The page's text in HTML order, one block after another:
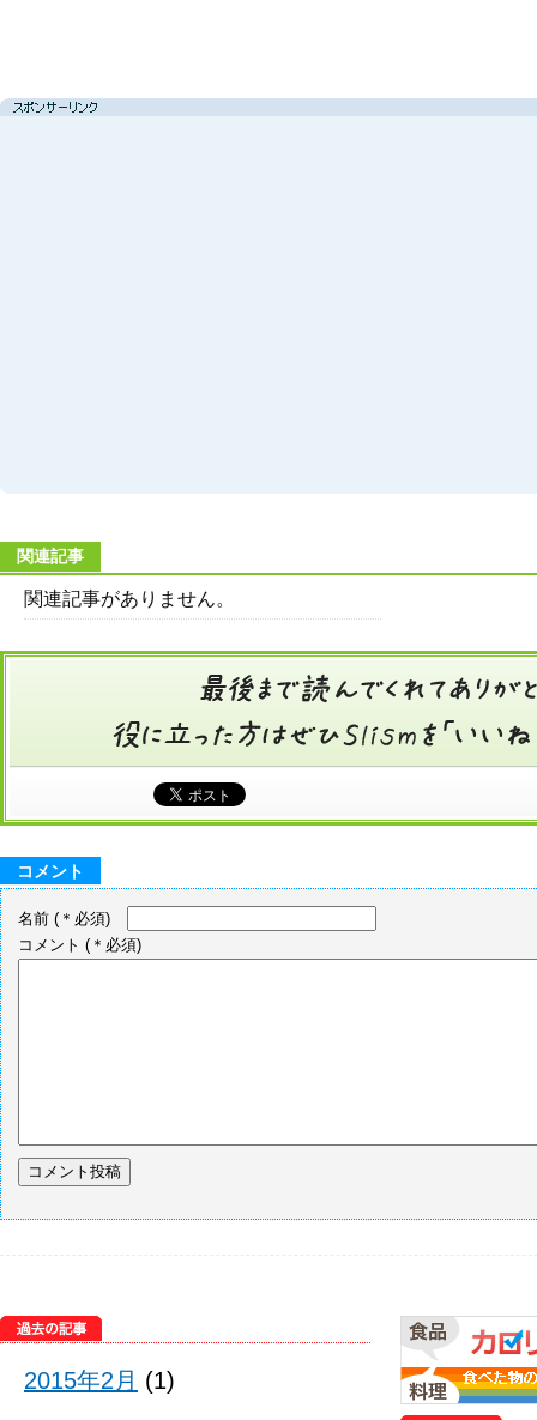
関連記事
関連記事がありません。
コメント
名前 (＊必須)
コメント (＊必須)
2015年2月 (1)